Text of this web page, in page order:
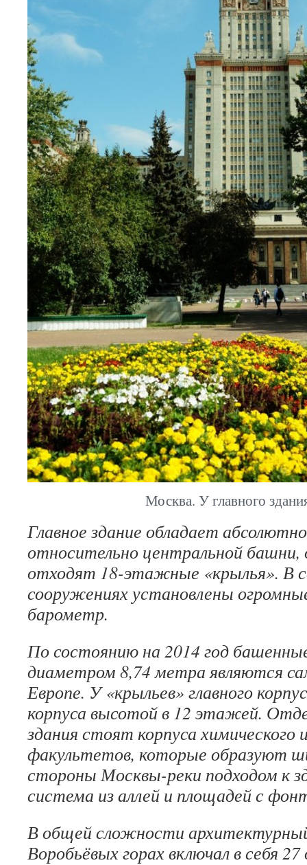
Москва. У главного
Главное здание обладает
относительно центральной
отходят 18-этажные «крылья». В
сооружениях установлены
барометр.
По состоянию на 2014 год
диаметром 8,74 метра являются
Европе. У «крыльев» главного
корпуса высотой в 12 этажей.
здания стоят корпуса химического
факультетов, которые образуют
стороны Москвы-реки подходом к
система из аллей и площадей с
В общей сложности
Воробьёвых горах включал в себя